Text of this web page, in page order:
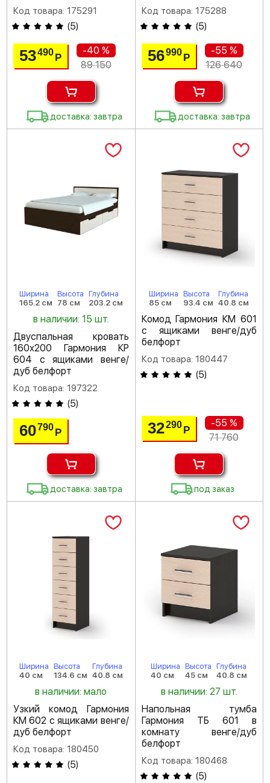
Код товара: 175291
(5)
53490Р
-40 %
89 150
доставка: завтра
Код товара: 175288
(5)
56990 Р
-55 %
126 640
доставка: завтра
Ширина
165.2 см
Высота
78 см
Глубина
203.2 см
в наличии: 15 шт.
Двуспальная кровать
160х200 Гармония КР
604 с ящиками венге/
дуб белфорт
Код товара: 197322
(5)
60790Р
доставка: завтра
Ширина
85 см
Высота
93.4 см
Глубина
40.8 см
Комод Гармония КМ 601
с ящиками венге/дуб
белфорт
Код товара: 180447
(5)
32290 Р
-55 %
71 760
под заказ
Ширина
40 см
Высота
134.6 см
Глубина
40.8 см
в наличии: мало
Узкий комод Гармония
КМ 602 с ящиками венге/
дуб белфорт
Код товара: 180450
(5)
Ширина
40 см
Высота
45 см
Глубина
40.8 см
в наличии: 27 шт.
Напольная тумба
Гармония ТБ 601 в
комнату венге/дуб
белфорт
Код товара: 180468
(5)